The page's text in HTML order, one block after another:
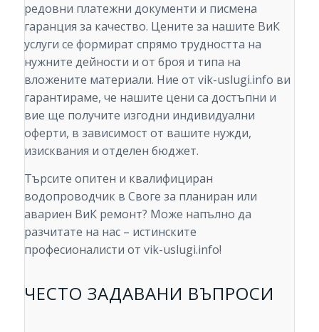
редовни платежни документи и писмена
гаранция за качество. Цените за нашите ВиК
услуги се формират спрямо трудността на
нужните дейности и от броя и типа на
вложените материали. Ние от vik-uslugi.info ви
гарантираме, че нашите цени са достъпни и
вие ще получите изгодни индивидуални
оферти, в зависимост от вашите нужди,
изисквания и отделен бюджет.
Търсите опитен и квалифициран
водопроводчик в Своге за планиран или
авариен ВиК ремонт? Може напълно да
разчитате на нас – истинските
професионалисти от vik-uslugi.info!
ЧЕСТО ЗАДАВАНИ ВЪПРОСИ